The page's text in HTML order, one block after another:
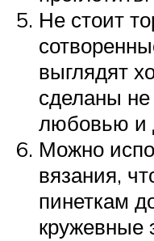
Не стоит
выглядят
сделаны не
любовью и
Можно
вязания,
пинеткам
кружевные